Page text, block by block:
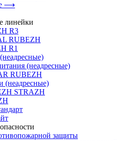
⟶
линейки
R3
RUBEZH
R1
(неадресные)
RUBEZH
(неадресные)
STRAZH
защиты